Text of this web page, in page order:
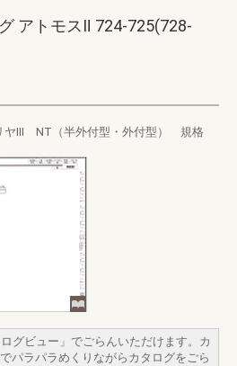
アトモスⅡ 724-725(728-
ヤⅢ NT（半外付型・外付型） 規格
グビュー」でごらんいただけます。カ
パラパラめくりながらカタログをごら